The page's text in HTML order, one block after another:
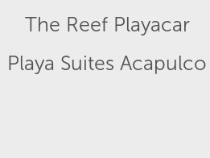
The Reef Playacar
Playa Suites Acapulco